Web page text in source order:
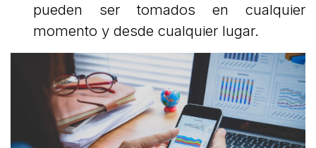
pueden ser tomados en cualquier
momento y desde cualquier lugar.